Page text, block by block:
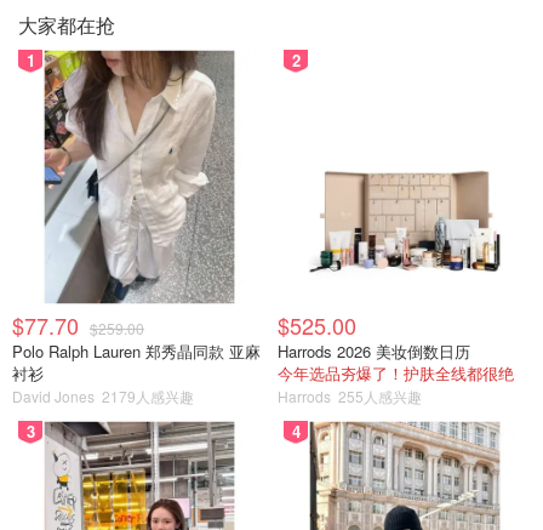
大家都在抢
1
$77.70 $259.00
Polo Ralph Lauren 郑秀晶同款 亚麻
衬衫
David Jones 2179人感兴趣
2
$525.00
Harrods 2026 美妆倒数日历
今年选品夯爆了！护肤全线都很绝
Harrods 255人感兴趣
3 4